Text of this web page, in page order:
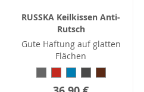
RUSSKA Keilkissen Anti-
Rutsch
Gute Haftung auf glatten
Flächen